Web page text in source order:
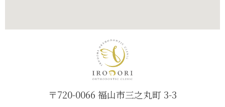
〒720-0066 福山市三之丸町 3-3